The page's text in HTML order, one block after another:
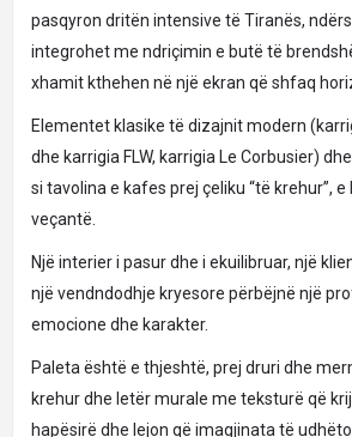
pasqyron dritën intensive të Tiranës,
integrohet me ndriçimin e butë të
xhamit kthehen në një ekran që shfaq
Elementet klasike të dizajnit modern
dhe karrigia FLW, karrigia Le Corbusier)
si tavolina e kafes prej çeliku “të krehur”,
veçantë.
Një interier i pasur dhe i ekuilibruar, një
një vendndodhje kryesore përbëjnë një
emocione dhe karakter.
Paleta është e thjeshtë, prej druri dhe
krehur dhe letër murale me teksturë që
hapësirë dhe lejon që imagjinata të